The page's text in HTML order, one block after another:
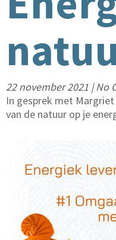
22 november 2021 |No
In gesprek met
van de natuur op je